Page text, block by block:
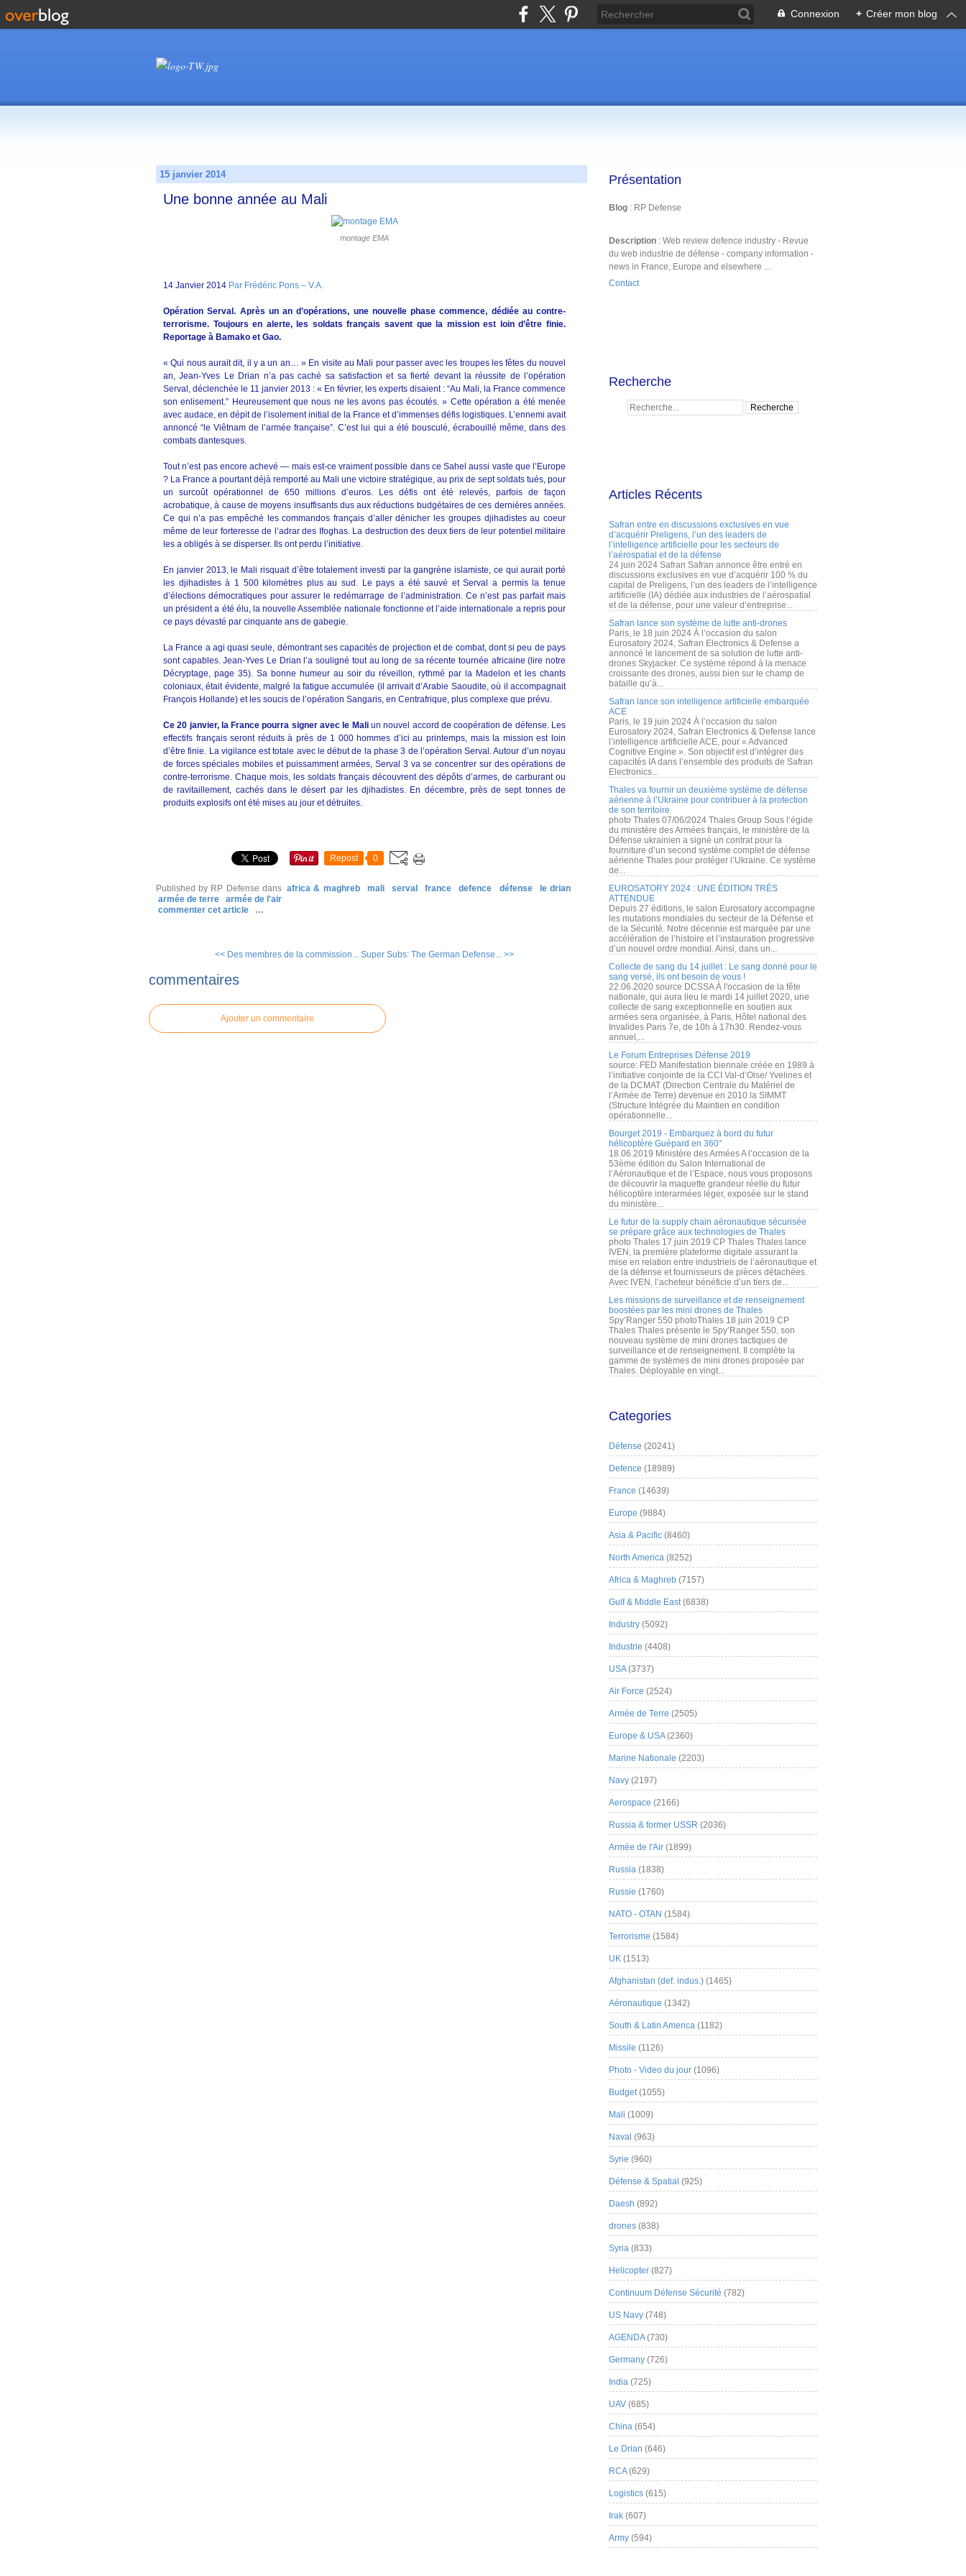
Connexion + Créer mon blog
15 janvier 2014
Une bonne année au Mali
montage EMA
14 Janvier 2014 Par Frédéric Pons – V.A.
Opération Serval. Après un an d’opérations, une nouvelle phase commence, dédiée au contre-
terrorisme. Toujours en alerte, les soldats français savent que la mission est loin d’être finie.
Reportage à Bamako et Gao.
« Qui nous aurait dit, il y a un an… » En visite au Mali pour passer avec les troupes les fêtes du nouvel
an, Jean-Yves Le Drian n’a pas caché sa satisfaction et sa fierté devant la réussite de l’opération
Serval, déclenchée le 11 janvier 2013 : « En février, les experts disaient : “Au Mali, la France commence
son enlisement.” Heureusement que nous ne les avons pas écoutés. » Cette opération a été menée
avec audace, en dépit de l’isolement initial de la France et d’immenses défis logistiques. L’ennemi avait
annoncé “le Viêtnam de l’armée française”. C’est lui qui a été bousculé, écrabouillé même, dans des
combats dantesques.
Tout n’est pas encore achevé — mais est-ce vraiment possible dans ce Sahel aussi vaste que l’Europe
? La France a pourtant déjà remporté au Mali une victoire stratégique, au prix de sept soldats tués, pour
un surcoût opérationnel de 650 millions d’euros. Les défis ont été relevés, parfois de façon
acrobatique, à cause de moyens insuffisants dus aux réductions budgétaires de ces dernières années.
Ce qui n’a pas empêché les commandos français d’aller dénicher les groupes djihadistes au coeur
même de leur forteresse de l’adrar des Ifoghas. La destruction des deux tiers de leur potentiel militaire
les a obligés à se disperser. Ils ont perdu l’initiative.
En janvier 2013, le Mali risquait d’être totalement investi par la gangrène islamiste, ce qui aurait porté
les djihadistes à 1 500 kilomètres plus au sud. Le pays a été sauvé et Serval a permis la tenue
d’élections démocratiques pour assurer le redémarrage de l’administration. Ce n’est pas parfait mais
un président a été élu, la nouvelle Assemblée nationale fonctionne et l’aide internationale a repris pour
ce pays dévasté par cinquante ans de gabegie.
La France a agi quasi seule, démontrant ses capacités de projection et de combat, dont si peu de pays
sont capables. Jean-Yves Le Drian l’a souligné tout au long de sa récente tournée africaine (lire notre
Décryptage, page 35). Sa bonne humeur au soir du réveillon, rythmé par la Madelon et les chants
coloniaux, était évidente, malgré la fatigue accumulée (il arrivait d’Arabie Saoudite, où il accompagnait
François Hollande) et les soucis de l’opération Sangaris, en Centrafrique, plus complexe que prévu.
Ce 20 janvier, la France pourra signer avec le Maliun nouvel accord de coopération de défense. Les
effectifs français seront réduits à près de 1 000 hommes d’ici au printemps, mais la mission est loin
d’être finie. La vigilance est totale avec le début de la phase 3 de l’opération Serval. Autour d’un noyau
de forces spéciales mobiles et puissamment armées, Serval 3 va se concentrer sur des opérations de
contre-terrorisme. Chaque mois, les soldats français découvrent des dépôts d’armes, de carburant ou
de ravitaillement, cachés dans le désert par les djihadistes. En décembre, près de sept tonnes de
produits explosifs ont été mises au jour et détruites.
Repost 0
Published by RP Defense dans africa & maghreb mali serval france defence défense
le drian
armée de terre
armée de l'air
commenter cet article
…
<< Des membres de la commission... Super Subs: The German Defense... >>
commentaires
Ajouter un commentaire
Présentation
Blog : RP Defense
Description : Web review defence industry - Revue
du web industrie de défense - company information -
news in France, Europe and elsewhere ...
Contact
Recherche
Articles Récents
Safran entre en discussions exclusives en vue
d’acquérir Preligens, l’un des leaders de
l’intelligence artificielle pour les secteurs de
l’aérospatial et de la défense
24 juin 2024 Safran Safran annonce être entré en
discussions exclusives en vue d’acquérir 100 % du
capital de Preligens, l’un des leaders de l’intelligence
artificielle (IA) dédiée aux industries de l’aérospatial
et de la défense, pour une valeur d’entreprise...
Safran lance son système de lutte anti-drones
Paris, le 18 juin 2024 À l’occasion du salon
Eurosatory 2024, Safran Electronics & Defense a
annoncé le lancement de sa solution de lutte anti-
drones Skyjacker. Ce système répond à la menace
croissante des drones, aussi bien sur le champ de
bataille qu’à...
Safran lance son intelligence artificielle embarquée
ACE
Paris, le 19 juin 2024 À l’occasion du salon
Eurosatory 2024, Safran Electronics & Defense lance
l’intelligence artificielle ACE, pour « Advanced
Cognitive Engine ». Son objectif est d’intégrer des
capacités IA dans l’ensemble des produits de Safran
Electronics...
Thales va fournir un deuxième système de défense
aérienne à l’Ukraine pour contribuer à la protection
de son territoire
photo Thales 07/06/2024 Thales Group Sous l’égide
du ministère des Armées français, le ministère de la
Défense ukrainien a signé un contrat pour la
fourniture d’un second système complet de défense
aérienne Thales pour protéger l’Ukraine. Ce système
de...
EUROSATORY 2024 : UNE ÉDITION TRÈS
ATTENDUE
Depuis 27 éditions, le salon Eurosatory accompagne
les mutations mondiales du secteur de la Défense et
de la Sécurité. Notre décennie est marquée par une
accélération de l’histoire et l’instauration progressive
d’un nouvel ordre mondial. Ainsi, dans un...
Collecte de sang du 14 juillet : Le sang donné pour le
sang versé, ils ont besoin de vous !
22.06.2020 source DCSSA À l'occasion de la fête
nationale, qui aura lieu le mardi 14 juillet 2020, une
collecte de sang exceptionnelle en soutien aux
armées sera organisée, à Paris, Hôtel national des
Invalides Paris 7e, de 10h à 17h30. Rendez-vous
annuel,...
Le Forum Entreprises Défense 2019
source: FED Manifestation biennale créée en 1989 à
l’initiative conjointe de la CCI Val-d’Oise/ Yvelines et
de la DCMAT (Direction Centrale du Matériel de
l’Armée de Terre) devenue en 2010 la SIMMT
(Structure Intégrée du Maintien en condition
opérationnelle...
Bourget 2019 - Embarquez à bord du futur
hélicoptère Guépard en 360°
18.06.2019 Ministère des Armées A l’occasion de la
53ème édition du Salon International de
l’Aéronautique et de l’Espace, nous vous proposons
de découvrir la maquette grandeur réelle du futur
hélicoptère interarmées léger, exposée sur le stand
du ministère...
Le futur de la supply chain aéronautique sécurisée
se prépare grâce aux technologies de Thales
photo Thales 17 juin 2019 CP Thales Thales lance
IVEN, la première plateforme digitale assurant la
mise en relation entre industriels de l’aéronautique et
de la défense et fournisseurs de pièces détachées.
Avec IVEN, l’acheteur bénéficie d’un tiers de...
Les missions de surveillance et de renseignement
boostées par les mini drones de Thales
Spy’Ranger 550 photoThales 18 juin 2019 CP
Thales Thales présente le Spy’Ranger 550, son
nouveau système de mini drones tactiques de
surveillance et de renseignement. Il complète la
gamme de systèmes de mini drones proposée par
Thales. Déployable en vingt...
Categories
Défense (20241)
Defence (18989)
France (14639)
Europe (9884)
Asia & Pacific (8460)
North America (8252)
Africa & Maghreb (7157)
Gulf & Middle East(6838)
Industry (5092)
Industrie (4408)
USA(3737)
Air Force (2524)
Armée de Terre (2505)
Europe & USA(2360)
Marine Nationale (2203)
Navy (2197)
Aerospace (2166)
Russia & former USSR (2036)
Armée de l'Air (1899)
Russia (1838)
Russie (1760)
NATO - OTAN (1584)
Terrorisme (1584)
UK (1513)
Afghanistan (def. indus.) (1465)
Aéronautique (1342)
South & Latin America (1182)
Missile (1126)
Photo - Video du jour (1096)
Budget(1055)
Mali (1009)
Naval (963)
Syrie (960)
Défense & Spatial (925)
Daesh (892)
drones (838)
Syria (833)
Helicopter (827)
Continuum Défense Sécurité (782)
US Navy (748)
AGENDA(730)
Germany (726)
India (725)
UAV (685)
China (654)
Le Drian (646)
RCA(629)
Logistics (615)
Irak (607)
Army (594)